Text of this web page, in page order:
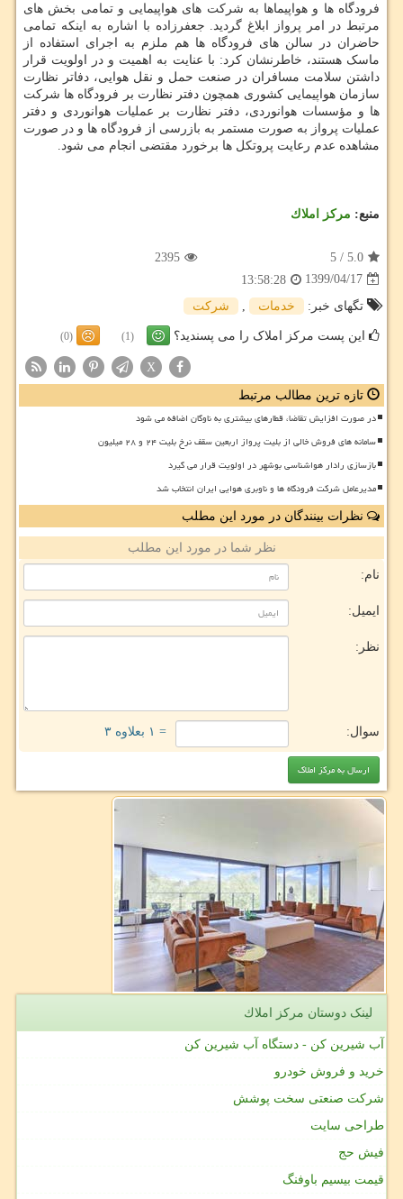
فرودگاه ها و هواپیماها به شرکت های هواپیمایی و تمامی بخش های
مرتبط در امر پرواز ابلاغ گردید. جعفرزاده با اشاره به اینکه تمامی
حاضران در سالن های فرودگاه ها هم ملزم به اجرای استفاده از
ماسک هستند، خاطرنشان کرد: با عنایت به اهمیت و در اولویت قرار
داشتن سلامت مسافران در صنعت حمل و نقل هوایی، دفاتر نظارت
سازمان هواپیمایی کشوری همچون دفتر نظارت بر فرودگاه ها شرکت
ها و مؤسسات هوانوردی، دفتر نظارت بر عملیات هوانوردی و دفتر
عملیات پرواز به صورت مستمر به بازرسی از فرودگاه ها و در صورت
مشاهده عدم رعایت پروتکل ها برخورد مقتضی انجام می شود.
منبع: مركز املاك
5.0
/
5
2395
1399/04/17
13:58:28
تگهای خبر:
خدمات , شركت
این پست مرکز املاک را می پسندید؟ (1)
(0)
X
تازه ترین مطالب مرتبط
در صورت افزایش تقاضا، قطارهای بیشتری به ناوگان اضافه می شود
سامانه های فروش خالی از بلیت پرواز اربعین سقف نرخ بلیت ۲۴ و ۲۸ میلیون
بازسازی رادار هواشناسی بوشهر در اولویت قرار می گیرد
مدیرعامل شرکت فرودگاه ها و ناوبری هوایی ایران انتخاب شد
نظرات بینندگان در مورد این مطلب
نظر شما در مورد این مطلب
نام:
ایمیل:
نظر:
سوال: = ۱ بعلاوه ۳
لینک دوستان مركز املاك
آب شیرین کن - دستگاه آب شیرین کن
خرید و فروش خودرو
شرکت صنعتی سخت پوشش
طراحی سایت
فیش حج
قیمت بیسیم باوفنگ